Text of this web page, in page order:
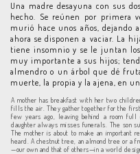
Una madre desayuna con sus
hecho. Se reúnen por primera
murió hace unos años, dejando
ahora se disponen a vaciar. La
tiene insomnio y se le juntan
muy importante a sus hijos;
almendro o un árbol que dé
muerte, la propia y la ajena, en
A mother has breakfast with her two
fills the air. They gather together for the
few years ago, leaving behind a room
daughter always misses funerals. The son
The mother is about to make an
heard. A chestnut tree, an almond tree or a
—our own and that of others—in a world